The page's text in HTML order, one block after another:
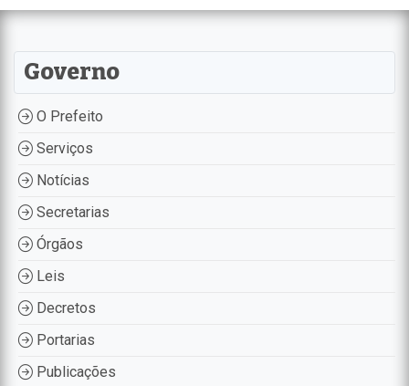
Governo
O Prefeito
Serviços
Notícias
Secretarias
Órgãos
Leis
Decretos
Portarias
Publicações